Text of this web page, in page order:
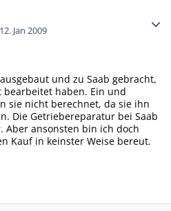
12. Jan 2009
und zu Saab gebracht,
haben. Ein und
sie nicht berechnet, da sie ihn
Die Getriebereparatur bei Saab
Aber ansonsten bin ich doch
Kauf in keinster Weise bereut.